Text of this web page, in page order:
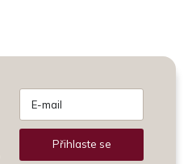
Přihlaste se